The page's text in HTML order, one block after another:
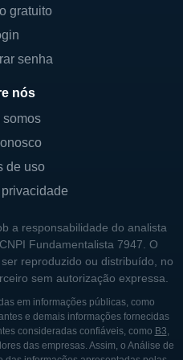
sofisticadas. Além
desenvolve
a computação em
são
que precisam
cada vez
A empresa
do setor, mas
contínua e pela
que têm atraído
gratuito
senha
nós
somos
de uso
a responsabilidade do analista
Fundamentalista 7947. O
reproduzido ou distribuído, no
sem autorização expressa.
em informações públicas, como
e demais informações fornecidas
consideradas confiáveis, como B3,
das empresas. Assim, o Análise de